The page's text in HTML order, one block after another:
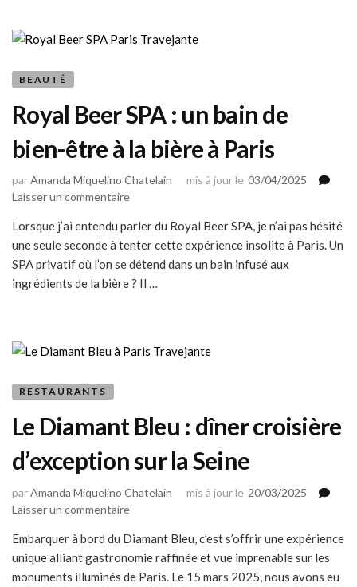
Paris
BEAUTÉ
Royal Beer SPA : un bain de
bien-être à la bière à Paris
parAmanda Miquelino Chatelain mis à jour le 03/04/2025
Laisser un commentairesur
Beer
SPA
:
un
être
Paris
Lorsque j’ai entendu parler du Royal Beer SPA, je n’ai pas hésité
une seule seconde à tenter cette expérience insolite à Paris. Un
SPA privatif où l’on se détend dans un bain infusé aux
ingrédients de la bière ? Il …
RESTAURANTS
Le Diamant Bleu : dîner croisière
d’exception sur la Seine
parAmanda Miquelino Chatelain mis à jour le 20/03/2025
Laisser un commentairesur
Diamant
Bleu
:
Embarquer à bord du Diamant Bleu, c’est s’offrir une expérience
unique alliant gastronomie raffinée et vue imprenable sur les
monuments illuminés de Paris. Le 15 mars 2025, nous avons eu